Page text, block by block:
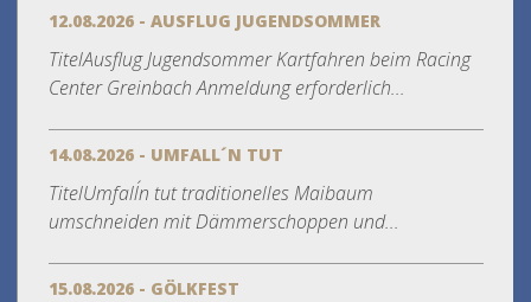
12.08.2026 - AUSFLUG JUGENDSOMMER
TitelAusflug Jugendsommer Kartfahren beim Racing
Center Greinbach Anmeldung erforderlich...
14.08.2026 - UMFALL´N TUT
TitelUmfall´n tut traditionelles Maibaum
umschneiden mit Dämmerschoppen und...
15.08.2026 - GÖLKFEST